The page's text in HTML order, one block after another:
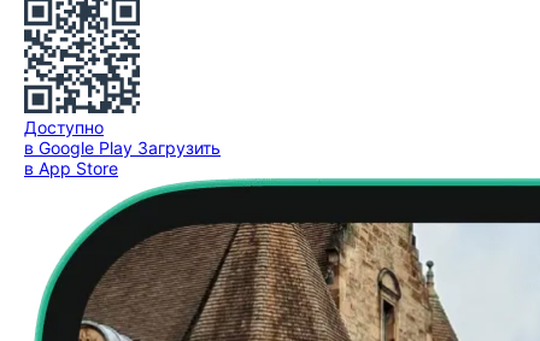
Доступно
в Google Play Загрузить
в App Store